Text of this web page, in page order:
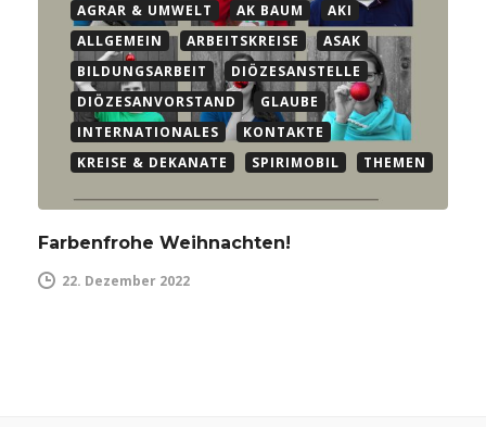
AGRAR & UMWELT AK BAUM
AKI
ALLGEMEIN
ARBEITSKREISE
ASAK
BILDUNGSARBEIT
DIÖZESANSTELLE
DIÖZESANVORSTAND
GLAUBE
INTERNATIONALES
KONTAKTE
KREISE & DEKANATE
SPIRIMOBIL THEMEN
Farbenfrohe Weihnachten!
22. Dezember 2022